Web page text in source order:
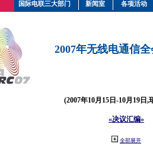
2007年无线电通信
(2007年10月15日-10月19日,
«决议汇编»
全部展开
国际电联三大部门 新闻室 各项活动